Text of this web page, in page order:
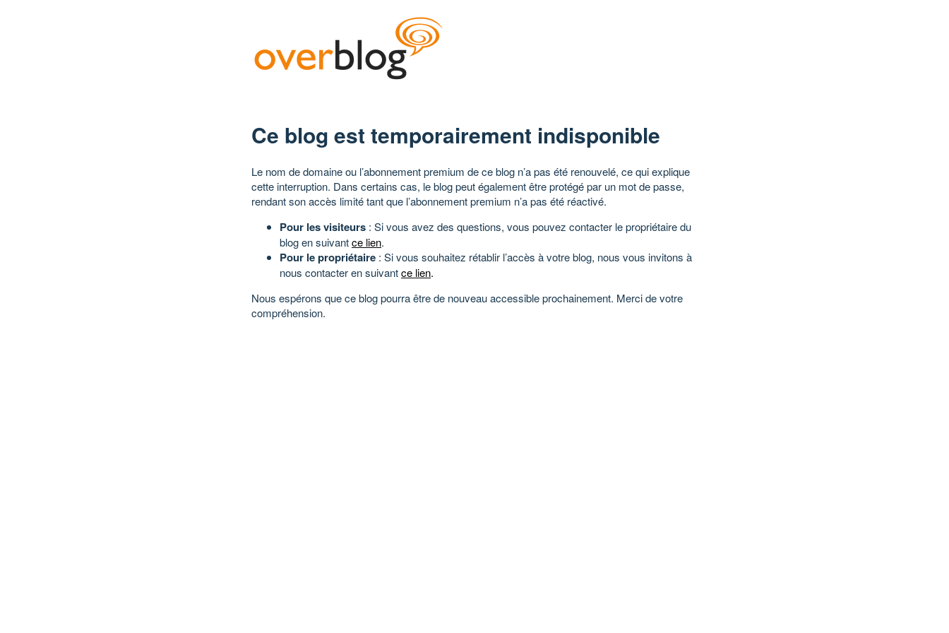
Ce blog est temporairement indisponible
Le nom de domaine ou l’abonnement premium de ce blog n’a pas été renouvelé, ce qui explique
cette interruption. Dans certains cas, le blog peut également être protégé par un mot de passe,
rendant son accès limité tant que l’abonnement premium n’a pas été réactivé.
Pour les visiteurs : Si vous avez des questions, vous pouvez contacter le propriétaire du
blog en suivantce lien.
Pour le propriétaire : Si vous souhaitez rétablir l’accès à votre blog, nous vous invitons à
nous contacter en suivantce lien.
Nous espérons que ce blog pourra être de nouveau accessible prochainement. Merci de votre
compréhension.